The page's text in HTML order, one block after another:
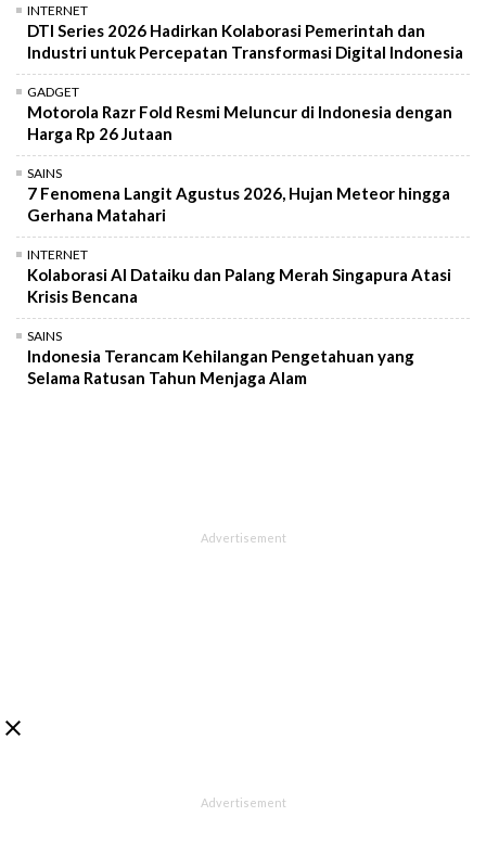
INTERNET
DTI Series 2026 Hadirkan Kolaborasi Pemerintah dan
Industri untuk Percepatan Transformasi Digital Indonesia
GADGET
Motorola Razr Fold Resmi Meluncur di Indonesia dengan
Harga Rp 26 Jutaan
SAINS
7 Fenomena Langit Agustus 2026, Hujan Meteor hingga
Gerhana Matahari
INTERNET
Kolaborasi AI Dataiku dan Palang Merah Singapura Atasi
Krisis Bencana
SAINS
Indonesia Terancam Kehilangan Pengetahuan yang
Selama Ratusan Tahun Menjaga Alam
